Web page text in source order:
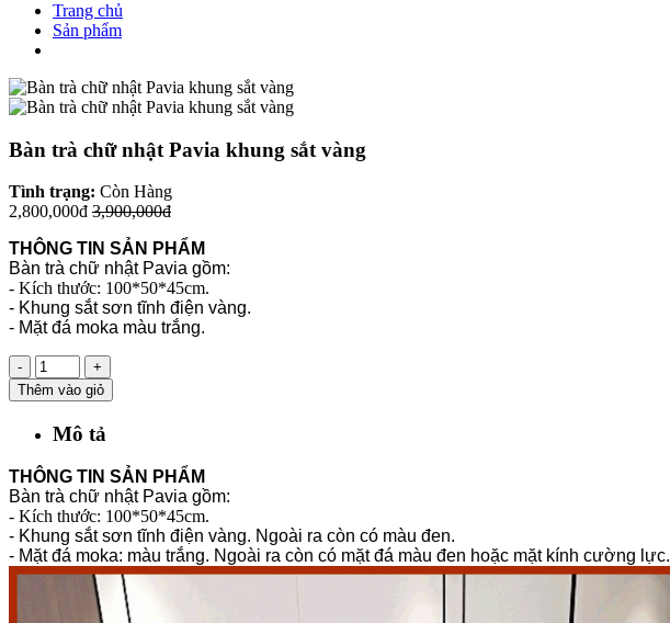
Trang chủ
Sản phẩm
Bàn trà chữ nhật Pavia khung sắt vàng
Tình trạng: Còn Hàng
2,800,000đ 3,900,000đ
THÔNG TIN SẢN PHẨM
Bàn trà chữ nhật Pavia gồm:
- Kích thước: 100*50*45cm.
- Khung sắt sơn tĩnh điện vàng.
- Mặt đá moka màu trắng.
-
+
Thêm vào giỏ
Mô tả
THÔNG TIN SẢN PHẨM
Bàn trà chữ nhật Pavia gồm:
- Kích thước: 100*50*45cm.
- Khung sắt sơn tĩnh điện vàng. Ngoài ra còn có màu đen.
- Mặt đá moka: màu trắng. Ngoài ra còn có mặt đá màu đen hoặc mặt kính cường lực.